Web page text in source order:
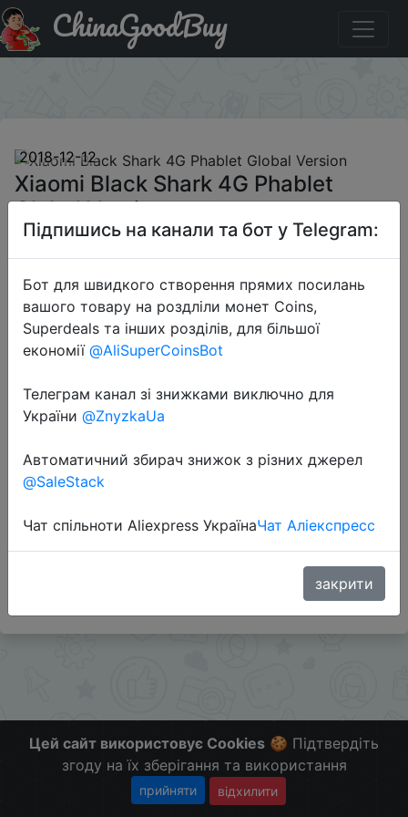
Придбати по знижці APDY016 Xiaomi Black Shark 4G
Phablet Global Version
ChinaGoodBuy
2018-12-12
Xiaomi Black Shark 4G Phablet
Global Version
$459.99
Промокод:
Слідкуйте за знижками на мобільному, в телеграм
Цей сайт використовує Cookies 🍪 Підтвердіть
згоду на їх зберігання та використання
прийняти відхилити
Підпишись на канали та бот у Telegram:
Бот для швидкого створення прямих посилань
вашого товару на роздліли монет Coins,
Superdeals та інших розділів, для більшої
економії @AliSuperCoinsBot
Телеграм канал зі знижками виключно для
України @ZnyzkaUa
Автоматичний збирач знижок з різних джерел
@SaleStack
Чат спільноти Aliexpress УкраїнаЧат Аліекспресс
закрити